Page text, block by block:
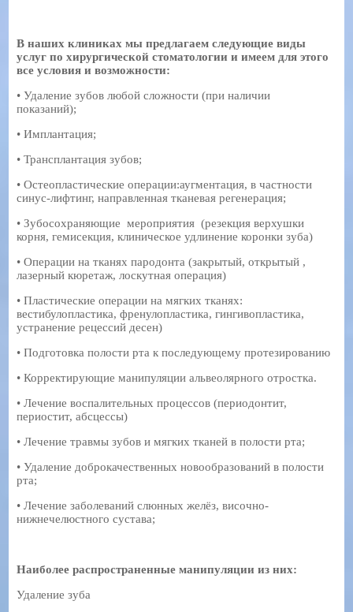
В наших клиниках мы предлагаем следующие виды
услуг по хирургической стоматологии и имеем для этого
все условия и возможности:
• Удаление зубов любой сложности (при наличии
показаний);
• Имплантация;
• Трансплантация зубов;
• Остеопластические операции:аугментация, в частности
синус-лифтинг, направленная тканевая регенерация;
• Зубосохраняющие мероприятия (резекция верхушки
корня, гемисекция, клиническое удлинение коронки зуба)
• Операции на тканях пародонта (закрытый, открытый ,
лазерный кюретаж, лоскутная операция)
• Пластические операции на мягких тканях:
вестибулопластика, френулопластика, гингивопластика,
устранение рецессий десен)
• Подготовка полости рта к последующему протезированию
• Корректирующие манипуляции альвеолярного отростка.
• Лечение воспалительных процессов (периодонтит,
периостит, абсцессы)
• Лечение травмы зубов и мягких тканей в полости рта;
• Удаление доброкачественных новообразований в полости
рта;
• Лечение заболеваний слюнных желёз, височно-
нижнечелюстного сустава;
Наиболее распространенные манипуляции из них:
Удаление зуба